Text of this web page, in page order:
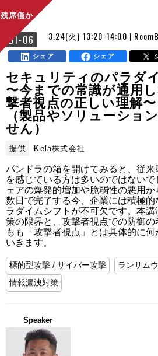
B1-06 3.24(火) 13:20-14:00 | RoomB
シェア シェア
残席僅か
セキュリティのパラダ
〜今までの常識が通用
撃者視点の正しい理解〜
（製品やソリューショ
せん）
提供 Kela株式会社
パンドラの箱を開けてみると、従
を感じている方は多いのではない
ェアの爆発的増加や脆弱性の悪用
数日で完了する今、企業には積極
ラダイムシフトが不可欠です。本
策の限界と、攻撃者視点での防御
もも「攻撃者視点」とは具体的に
いきます。
標的型攻撃 / サイバー攻撃
ランサム
情報漏洩対策
Speaker